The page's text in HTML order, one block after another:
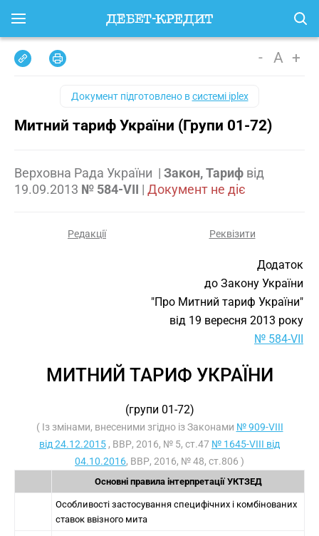
- A +
Документ підготовлено всистемі iplex
Митний тариф України (Групи 01-72)
Верховна Рада України | Закон, Тариф від
19.09.2013 № 584-VII | Документ не діє
Редакції Реквізити
Додаток
до Закону України
"Про Митний тариф України"
від 19 вересня 2013 року
№ 584-VII
МИТНИЙ ТАРИФ УКРАЇНИ
(групи 01-72)
( Із змінами, внесеними згідно із Законами № 909-VIII
від 24.12.2015 , ВВР, 2016, № 5, ст.47 № 1645-VIII від
04.10.2016, ВВР, 2016, № 48, ст.806 )
Основні правила інтерпретації УКТЗЕД
Особливості застосування специфічних і комбінованих
ставок ввізного мита